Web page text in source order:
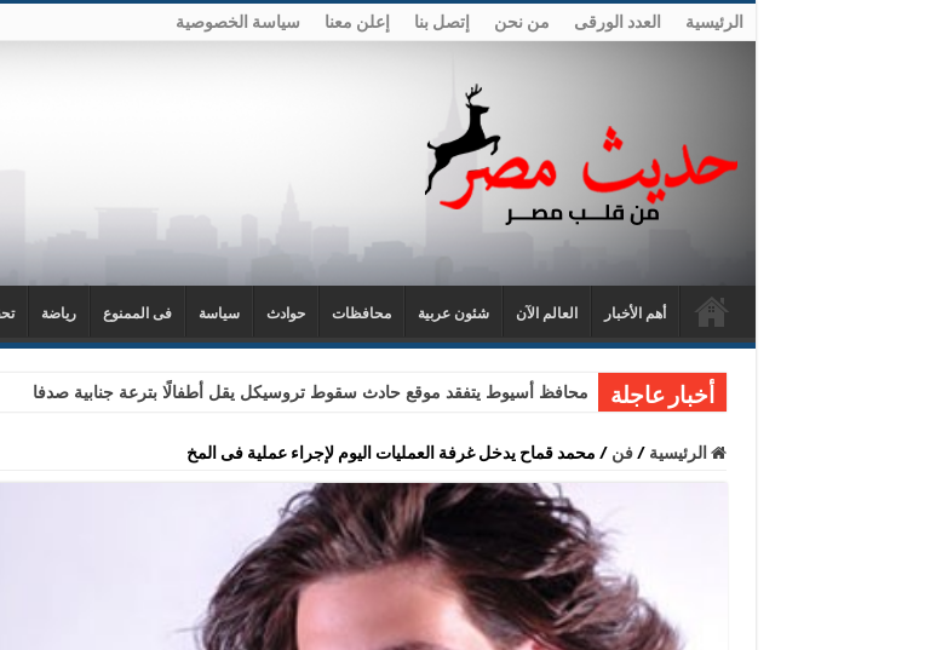
الرئيسية العدد الورقى من نحن إتصل بنا إعلن معنا سياسة الخصوصية
أهم الأخبار العالم الآن شئون عربية محافظات حوادث سياسة فى الممنوع رياضة
أخبار عاجلة محافظ أسيوط يتفقد موقع حادث سقوط تروسيكل يقل أطفالًا بترعة جنابية صدفا
الرئيسية /فن / محمد قماح يدخل غرفة العمليات اليوم لإجراء عملية فى المخ